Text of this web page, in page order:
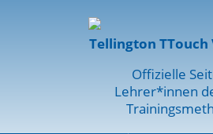
Tellington TTouch
Offizielle
Lehrer*innen